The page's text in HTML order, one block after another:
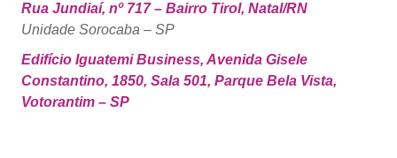
Rua Jundiaí, nº 717 – Bairro Tirol, Natal/RN
Unidade Sorocaba – SP
Edifício Iguatemi Business, Avenida Gisele
Constantino, 1850, Sala 501, Parque Bela Vista,
Votorantim – SP